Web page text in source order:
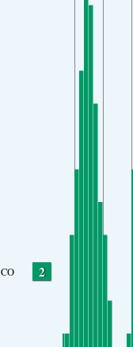
CO 2